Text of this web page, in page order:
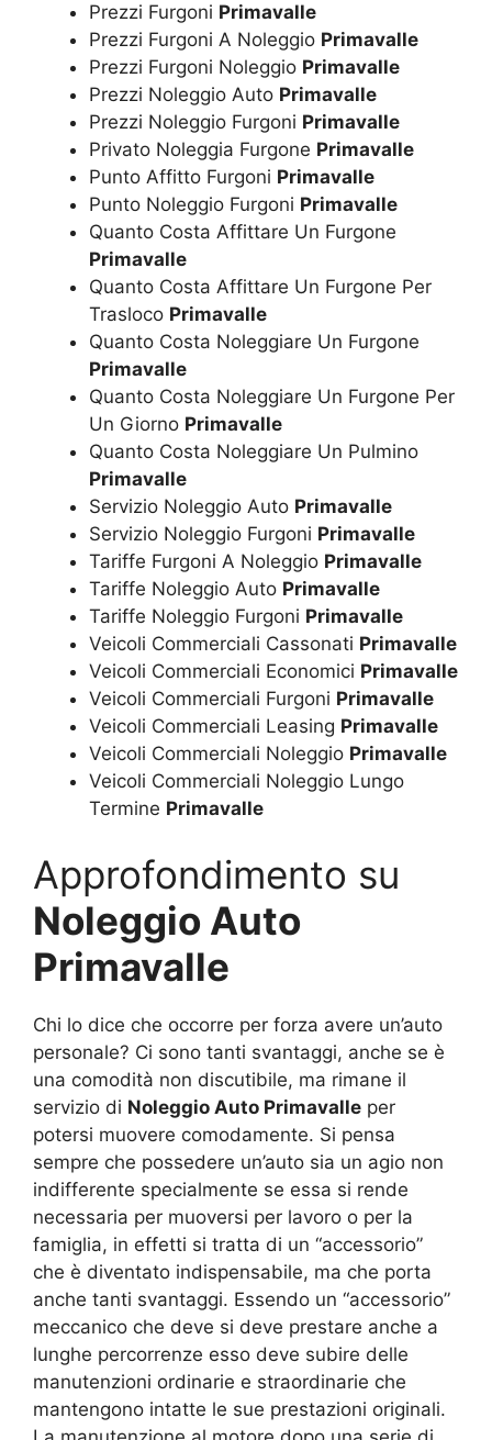
Prezzi Furgoni Primavalle
Prezzi Furgoni A Noleggio Primavalle
Prezzi Furgoni Noleggio Primavalle
Prezzi Noleggio Auto Primavalle
Prezzi Noleggio Furgoni Primavalle
Privato Noleggia Furgone Primavalle
Punto Affitto Furgoni Primavalle
Punto Noleggio Furgoni Primavalle
Quanto Costa Affittare Un Furgone
Primavalle
Quanto Costa Affittare Un Furgone Per
Trasloco Primavalle
Quanto Costa Noleggiare Un Furgone
Primavalle
Quanto Costa Noleggiare Un Furgone Per
Un Giorno Primavalle
Quanto Costa Noleggiare Un Pulmino
Primavalle
Servizio Noleggio Auto Primavalle
Servizio Noleggio Furgoni Primavalle
Tariffe Furgoni A Noleggio Primavalle
Tariffe Noleggio Auto Primavalle
Tariffe Noleggio Furgoni Primavalle
Veicoli Commerciali Cassonati Primavalle
Veicoli Commerciali Economici Primavalle
Veicoli Commerciali Furgoni Primavalle
Veicoli Commerciali Leasing Primavalle
Veicoli Commerciali Noleggio Primavalle
Veicoli Commerciali Noleggio Lungo
Termine Primavalle
Approfondimento su
Noleggio Auto
Primavalle
Chi lo dice che occorre per forza avere un’auto
personale? Ci sono tanti svantaggi, anche se è
una comodità non discutibile, ma rimane il
servizio di Noleggio Auto Primavalle per
potersi muovere comodamente. Si pensa
sempre che possedere un’auto sia un agio non
indifferente specialmente se essa si rende
necessaria per muoversi per lavoro o per la
famiglia, in effetti si tratta di un “accessorio”
che è diventato indispensabile, ma che porta
anche tanti svantaggi. Essendo un “accessorio”
meccanico che deve si deve prestare anche a
lunghe percorrenze esso deve subire delle
manutenzioni ordinarie e straordinarie che
mantengono intatte le sue prestazioni originali.